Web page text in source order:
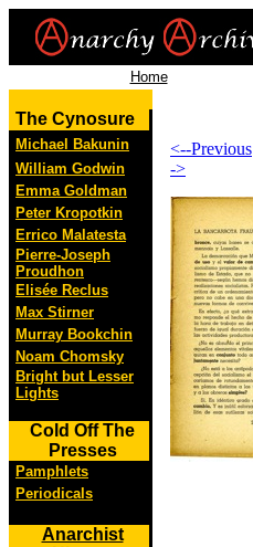
Home
The Cynosure
Michael Bakunin
William Godwin
Emma Goldman
Peter Kropotkin
Errico Malatesta
Pierre-Joseph
Proudhon
Elisée Reclus
Max Stirner
Murray Bookchin
Noam Chomsky
Bright but Lesser
Lights
Cold Off The
Presses
Pamphlets
Periodicals
Anarchist
<--Previous
->